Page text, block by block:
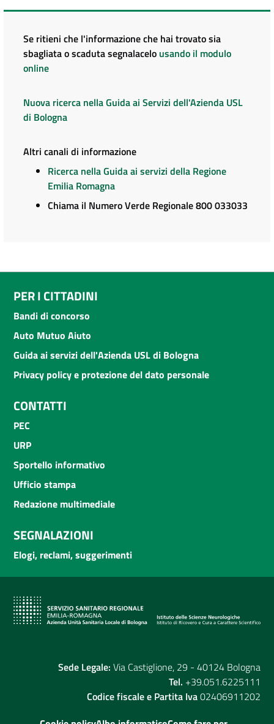
Se ritieni che l'informazione che hai trovato sia
sbagliata o scaduta segnalacelo usando il modulo
online
Nuova ricerca nella Guida ai Servizi dell'Azienda USL
di Bologna
Altri canali di informazione
Ricerca nella Guida ai servizi della Regione
Emilia Romagna
Chiama il Numero Verde Regionale 800 033033
PER I CITTADINI
Bandi di concorso
Auto Mutuo Aiuto
Guida ai servizi dell'Azienda USL di Bologna
Privacy policy e protezione del dato personale
CONTATTI
PEC
URP
Sportello informativo
Ufficio stampa
Redazione multimediale
SEGNALAZIONI
Elogi, reclami, suggerimenti
Sede Legale: Via Castiglione, 29 - 40124 Bologna
Tel. +39.051.6225111
Codice fiscale e Partita Iva02406911202